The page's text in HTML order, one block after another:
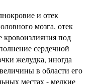
и отек
мозга, отек
кровоизлияния под
сердечной
желудка, иногда
в области его
местах - мелкие